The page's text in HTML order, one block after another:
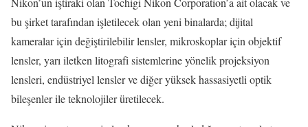
bu şirket tarafından işletilecek olan yeni binalarda; dijital
kameralar için değiştirilebilir lensler, mikroskoplar için objektif
lensler, yarı iletken litografi sistemlerine yönelik projeksiyon
lensleri, endüstriyel lensler ve diğer yüksek hassasiyetli optik
bileşenler ile teknolojiler üretilecek.